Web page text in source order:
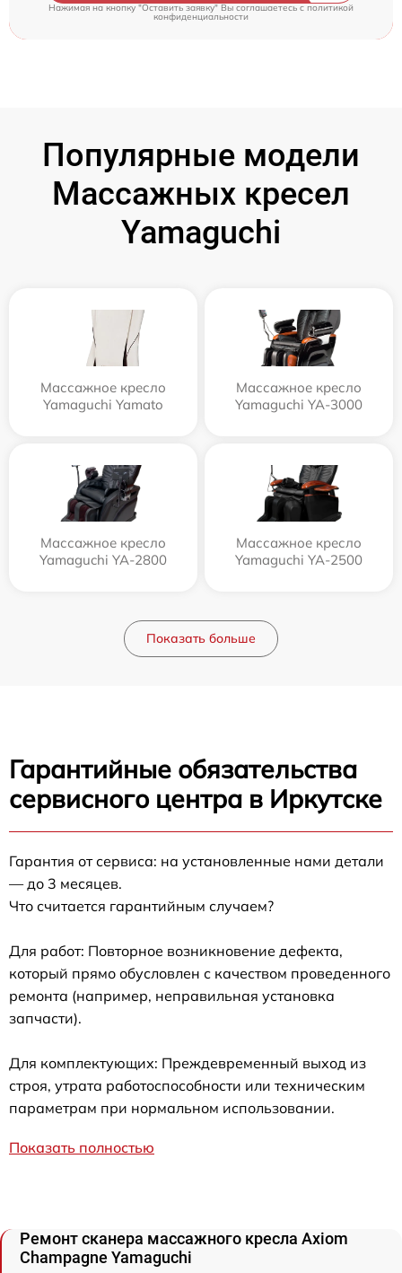
Нажимая на кнопку "Оставить заявку" Вы соглашаетесь cполитикой
конфиденциальности
Популярные модели
Массажных кресел
Yamaguchi
Массажное кресло
Yamaguchi Yamato
Массажное кресло
Yamaguchi YA-3000
Массажное кресло
Yamaguchi YA-2800
Массажное кресло
Yamaguchi YA-2500
Показать больше
Гарантийные обязательства
сервисного центра в Иркутске
Гарантия от сервиса: на установленные нами детали
— до 3 месяцев.
Что считается гарантийным случаем?
Для работ: Повторное возникновение дефекта,
который прямо обусловлен с качеством проведенного
ремонта (например, неправильная установка
запчасти).
Для комплектующих: Преждевременный выход из
строя, утрата работоспособности или техническим
параметрам при нормальном использовании.
Показать полностью
Ремонт сканера массажного кресла Axiom
Champagne Yamaguchi